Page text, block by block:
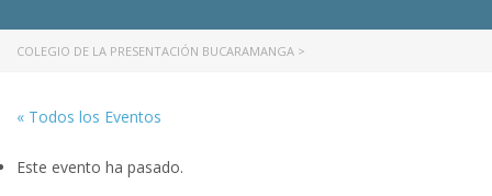
COLEGIO DE LA PRESENTACIÓN BUCARAMANGA >
« Todos los Eventos
Este evento ha pasado.